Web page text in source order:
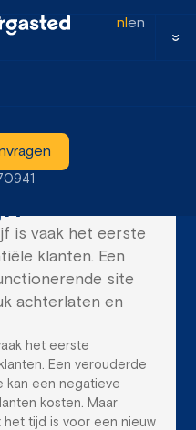
nl en
je
aan een
is vaak het eerste
klanten. Een
site
achterlaten en
het eerste
Een verouderde
kan een negatieve
kosten. Maar
tijd is voor een nieuw